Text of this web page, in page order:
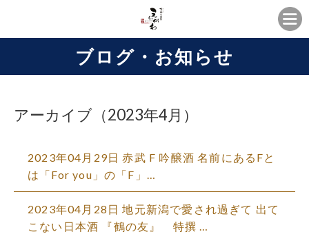
ブログ・お知らせ
アーカイブ（2023年4月）
2023年04月29日 赤武 F 吟醸酒 名前にあるFと
は「For you」の「F」…
2023年04月28日 地元新潟で愛され過ぎて 出て
こない日本酒 『鶴の友』 特撰 …